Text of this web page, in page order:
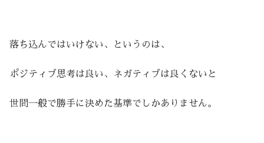
落ち込んではいけない、というのは、
ポジティブ思考は良い、ネガティブは良くないと
世間一般で勝手に決めた基準でしかありません。